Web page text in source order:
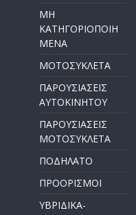
ΜΗ
ΚΑΤΗΓΟΡΙΟΠΟΙΗ
ΜΕΝΑ
ΜΟΤΟΣΥΚΛΕΤΑ
ΠΑΡΟΥΣΙΑΣΕΙΣ
ΑΥΤΟΚΙΝΗΤΟΥ
ΠΑΡΟΥΣΙΑΣΕΙΣ
ΜΟΤΟΣΥΚΛΕΤΑ
ΠΟΔΗΛΑΤΟ
ΠΡΟΟΡΙΣΜΟΙ
ΥΒΡΙΔΙΚΑ-